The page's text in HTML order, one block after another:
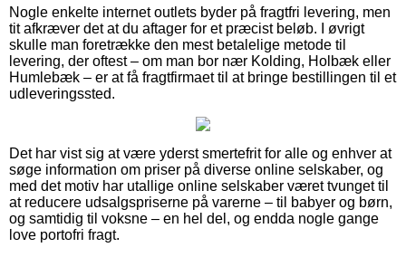
Nogle enkelte internet outlets byder på fragtfri levering, men
tit afkræver det at du aftager for et præcist beløb. I øvrigt
skulle man foretrække den mest betalelige metode til
levering, der oftest – om man bor nær Kolding, Holbæk eller
Humlebæk – er at få fragtfirmaet til at bringe bestillingen til et
udleveringssted.
Det har vist sig at være yderst smertefrit for alle og enhver at
søge information om priser på diverse online selskaber, og
med det motiv har utallige online selskaber været tvunget til
at reducere udsalgspriserne på varerne – til babyer og børn,
og samtidig til voksne – en hel del, og endda nogle gange
love portofri fragt.